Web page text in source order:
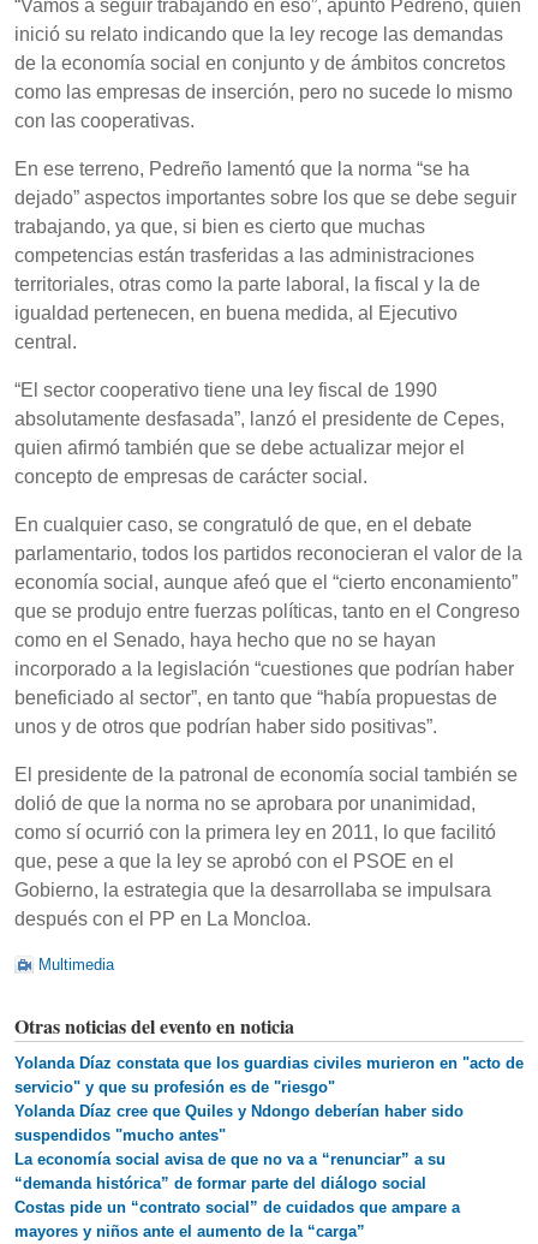
“Vamos a seguir trabajando en eso”, apuntó Pedreño, quien
inició su relato indicando que la ley recoge las demandas
de la economía social en conjunto y de ámbitos concretos
como las empresas de inserción, pero no sucede lo mismo
con las cooperativas.
En ese terreno, Pedreño lamentó que la norma “se ha
dejado” aspectos importantes sobre los que se debe seguir
trabajando, ya que, si bien es cierto que muchas
competencias están trasferidas a las administraciones
territoriales, otras como la parte laboral, la fiscal y la de
igualdad pertenecen, en buena medida, al Ejecutivo
central.
“El sector cooperativo tiene una ley fiscal de 1990
absolutamente desfasada”, lanzó el presidente de Cepes,
quien afirmó también que se debe actualizar mejor el
concepto de empresas de carácter social.
En cualquier caso, se congratuló de que, en el debate
parlamentario, todos los partidos reconocieran el valor de la
economía social, aunque afeó que el “cierto enconamiento”
que se produjo entre fuerzas políticas, tanto en el Congreso
como en el Senado, haya hecho que no se hayan
incorporado a la legislación “cuestiones que podrían haber
beneficiado al sector”, en tanto que “había propuestas de
unos y de otros que podrían haber sido positivas”.
El presidente de la patronal de economía social también se
dolió de que la norma no se aprobara por unanimidad,
como sí ocurrió con la primera ley en 2011, lo que facilitó
que, pese a que la ley se aprobó con el PSOE en el
Gobierno, la estrategia que la desarrollaba se impulsara
después con el PP en La Moncloa.
Multimedia
Otras noticias del evento en noticia
Yolanda Díaz constata que los guardias civiles murieron en "acto de
servicio" y que su profesión es de "riesgo"
Yolanda Díaz cree que Quiles y Ndongo deberían haber sido
suspendidos "mucho antes"
La economía social avisa de que no va a “renunciar” a su
“demanda histórica” de formar parte del diálogo social
Costas pide un “contrato social” de cuidados que ampare a
mayores y niños ante el aumento de la “carga”